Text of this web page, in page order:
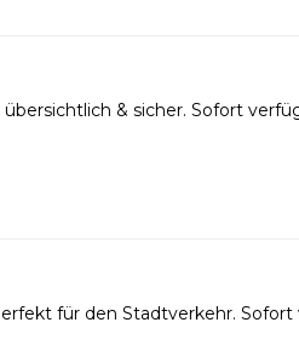
& sicher. Sofort
für den Stadtverkehr. Sofort